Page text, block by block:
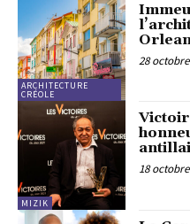
ARCHITECTURE
CRÉOLE
28
MIZIK
18